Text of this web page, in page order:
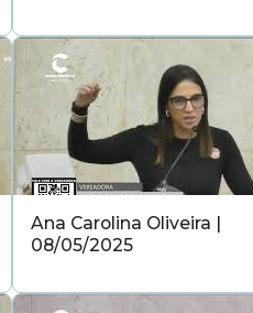
Ana Carolina Oliveira |
08/05/2025